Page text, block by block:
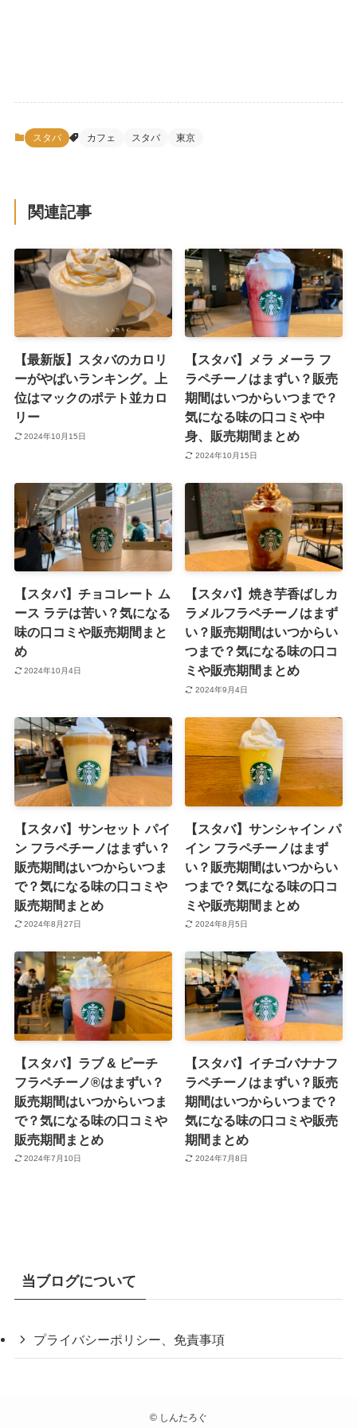
スタバ カフェ スタバ 東京
関連記事
【最新版】スタバのカロリ
ーがやばいランキング。上
位はマックのポテト並カロ
リー
2024年10月15日
【スタバ】メラ メーラ フ
ラペチーノはまずい？販売
期間はいつからいつまで？
気になる味の口コミや中
身、販売期間まとめ
2024年10月15日
【スタバ】チョコレート ム
ース ラテは苦い？気になる
味の口コミや販売期間まと
め
2024年10月4日
【スタバ】焼き芋香ばしカ
ラメルフラペチーノはまず
い？販売期間はいつからい
つまで？気になる味の口コ
ミや販売期間まとめ
2024年9月4日
【スタバ】サンセット パイ
ン フラペチーノはまずい？
販売期間はいつからいつま
で？気になる味の口コミや
販売期間まとめ
2024年8月27日
【スタバ】サンシャイン パ
イン フラペチーノはまず
い？販売期間はいつからい
つまで？気になる味の口コ
ミや販売期間まとめ
2024年8月5日
【スタバ】ラブ & ピーチ
フラペチーノ®はまずい？
販売期間はいつからいつま
で？気になる味の口コミや
販売期間まとめ
2024年7月10日
【スタバ】イチゴバナナフ
ラペチーノはまずい？販売
期間はいつからいつまで？
気になる味の口コミや販売
期間まとめ
2024年7月8日
当ブログについて
プライバシーポリシー、免責事項
© しんたろぐ